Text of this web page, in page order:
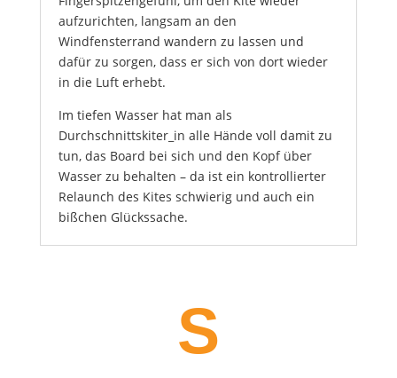
aufzurichten, langsam an den
Windfensterrand wandern zu lassen und
dafür zu sorgen, dass er sich von dort wieder
in die Luft erhebt.
Im tiefen Wasser hat man als
Durchschnittskiter_in alle Hände voll damit zu
tun, das Board bei sich und den Kopf über
Wasser zu behalten – da ist ein kontrollierter
Relaunch des Kites schwierig und auch ein
bißchen Glückssache.
S